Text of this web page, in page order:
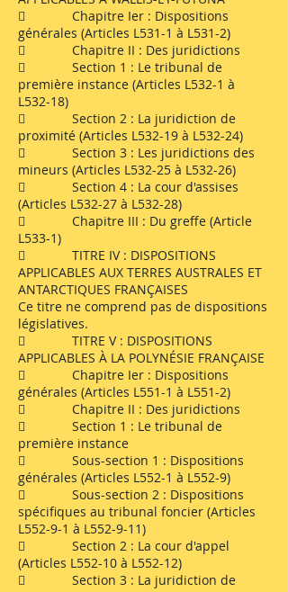
 Chapitre Ier : Dispositions
générales (Articles L531-1 à L531-2)
 Chapitre II : Des juridictions
 Section 1 : Le tribunal de
première instance (Articles L532-1 à
L532-18)
 Section 2 : La juridiction de
proximité (Articles L532-19 à L532-24)
 Section 3 : Les juridictions des
mineurs (Articles L532-25 à L532-26)
 Section 4 : La cour d'assises
(Articles L532-27 à L532-28)
 Chapitre III : Du greffe (Article
L533-1)
 TITRE IV : DISPOSITIONS
APPLICABLES AUX TERRES AUSTRALES ET
ANTARCTIQUES FRANÇAISES
Ce titre ne comprend pas de dispositions
législatives.
 TITRE V : DISPOSITIONS
APPLICABLES À LA POLYNÉSIE FRANÇAISE
 Chapitre Ier : Dispositions
générales (Articles L551-1 à L551-2)
 Chapitre II : Des juridictions
 Section 1 : Le tribunal de
première instance
 Sous-section 1 : Dispositions
générales (Articles L552-1 à L552-9)
 Sous-section 2 : Dispositions
spécifiques au tribunal foncier (Articles
L552-9-1 à L552-9-11)
 Section 2 : La cour d'appel
(Articles L552-10 à L552-12)
 Section 3 : La juridiction de